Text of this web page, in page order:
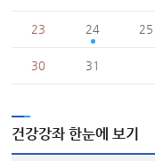
23 24 25
30 31
건강강좌 한눈에 보기